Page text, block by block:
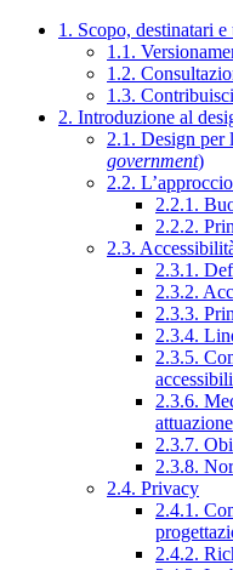
1. Scopo, destinatari
1.1.
1.2.
1.3.
2. Introduzione al
2.1. Design per
government)
2.2.
2.2.1.
2.2.2.
2.3.
2.3.1.
2.3.2.
2.3.3.
2.3.4.
2.3.5.
2.3.6.
attuazione
2.3.7.
2.3.8.
2.4. Privacy
2.4.1.
2.4.2.